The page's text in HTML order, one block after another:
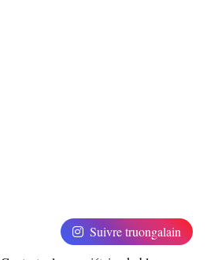
Suivre truongalain